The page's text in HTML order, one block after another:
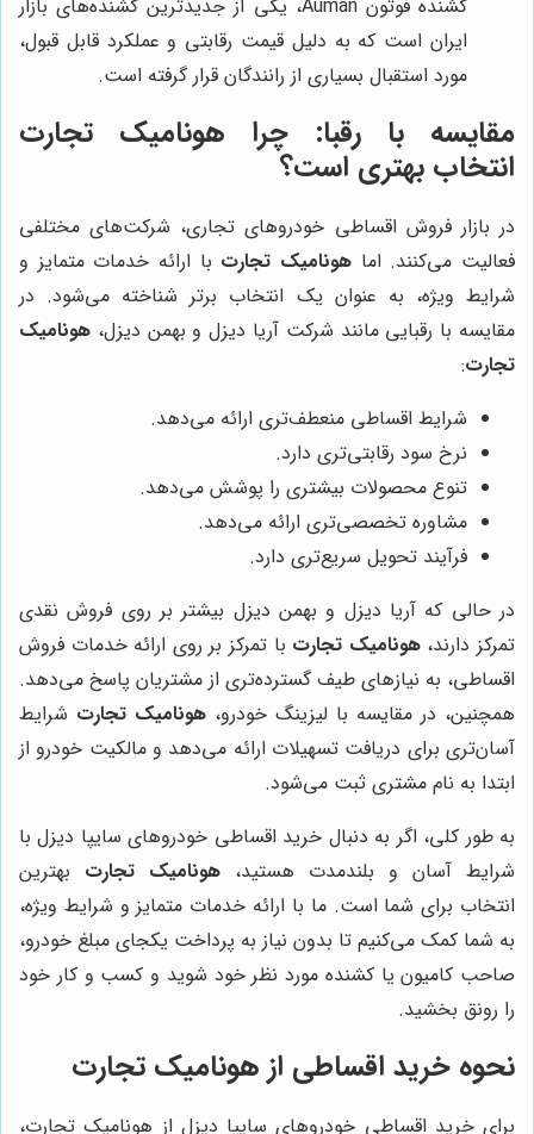
کشنده فوتون Auman، یکی از جدیدترین کشنده‌های بازار
ایران است که به دلیل قیمت رقابتی و عملکرد قابل قبول،
مورد استقبال بسیاری از رانندگان قرار گرفته است.
مقایسه با رقبا: چرا هونامیک تجارت
انتخاب بهتری است؟
در بازار فروش اقساطی خودروهای تجاری، شرکت‌های مختلفی
فعالیت می‌کنند. اما هونامیک تجارت با ارائه خدمات متمایز و
شرایط ویژه، به عنوان یک انتخاب برتر شناخته می‌شود. در
مقایسه با رقبایی مانند شرکت آریا دیزل و بهمن دیزل، هونامیک
تجارت:
شرایط اقساطی منعطف‌تری ارائه می‌دهد.
نرخ سود رقابتی‌تری دارد.
تنوع محصولات بیشتری را پوشش می‌دهد.
مشاوره تخصصی‌تری ارائه می‌دهد.
فرآیند تحویل سریع‌تری دارد.
در حالی که آریا دیزل و بهمن دیزل بیشتر بر روی فروش نقدی
تمرکز دارند،هونامیک تجارت با تمرکز بر روی ارائه خدمات فروش
اقساطی، به نیازهای طیف گسترده‌تری از مشتریان پاسخ می‌دهد.
همچنین، در مقایسه با لیزینگ خودرو، هونامیک تجارت شرایط
آسان‌تری برای دریافت تسهیلات ارائه می‌دهد و مالکیت خودرو از
ابتدا به نام مشتری ثبت می‌شود.
به طور کلی، اگر به دنبال خرید اقساطی خودروهای سایپا دیزل با
شرایط آسان و بلندمدت هستید، هونامیک تجارت بهترین
انتخاب برای شما است. ما با ارائه خدمات متمایز و شرایط ویژه،
به شما کمک می‌کنیم تا بدون نیاز به پرداخت یکجای مبلغ خودرو،
صاحب کامیون یا کشنده مورد نظر خود شوید و کسب و کار خود
را رونق بخشید.
نحوه خرید اقساطی از هونامیک تجارت
برای خرید اقساطی خودروهای سایپا دیزل از هونامیک تجارت،